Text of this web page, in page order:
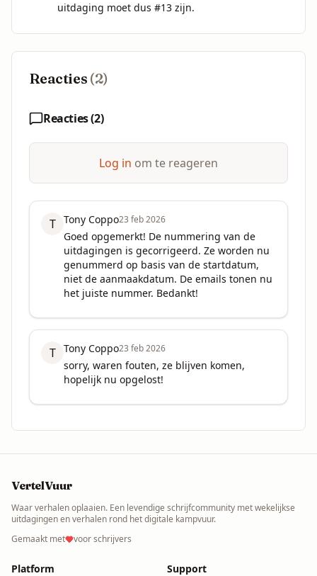
uitdaging moet dus #13 zijn.
Reacties (2)
Reacties (2)
Log in om te reageren
T Tony Coppo23 feb 2026
Goed opgemerkt! De nummering van de
uitdagingen is gecorrigeerd. Ze worden nu
genummerd op basis van de startdatum,
niet de aanmaakdatum. De emails tonen nu
het juiste nummer. Bedankt!
T Tony Coppo23 feb 2026
sorry, waren fouten, ze blijven komen,
hopelijk nu opgelost!
VertelVuur
Waar verhalen oplaaien. Een levendige schrijfcommunity met wekelijkse
uitdagingen en verhalen rond het digitale kampvuur.
Gemaakt met
voor schrijvers
Platform Support